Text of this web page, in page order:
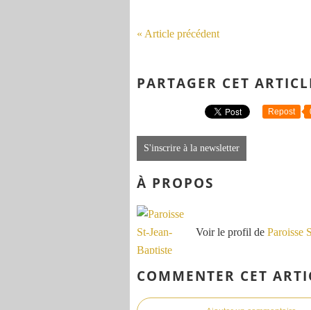
« Article précédent
PARTAGER CET
Repost
S'inscrire à la newsletter
À PROPOS
Voir le profil de Paroisse
COMMENTER CET